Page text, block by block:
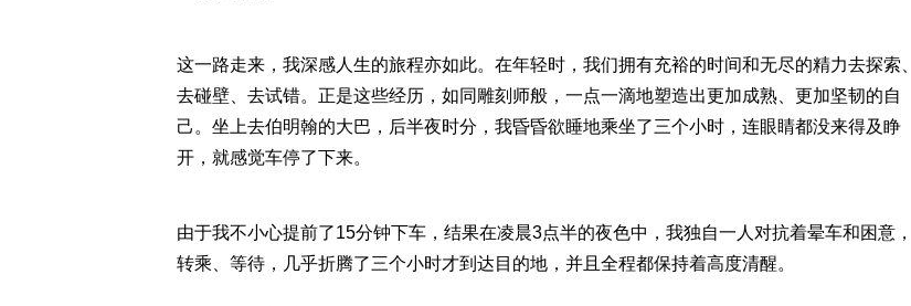
这一路走来，我深感人生的旅程亦如此。在年轻时，我们拥有充裕的时间和无尽的精力去探索、
去碰壁、去试错。正是这些经历，如同雕刻师般，一点一滴地塑造出更加成熟、更加坚韧的自
己。坐上去伯明翰的大巴，后半夜时分，我昏昏欲睡地乘坐了三个小时，连眼睛都没来得及睁
开，就感觉车停了下来。
由于我不小心提前了15分钟下车，结果在凌晨3点半的夜色中，我独自一人对抗着晕车和困意，
转乘、等待，几乎折腾了三个小时才到达目的地，并且全程都保持着高度清醒。